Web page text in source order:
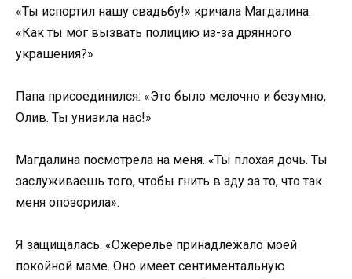
«Ты испортил нашу свадьбу!» кричала Магдалина.
«Как ты мог вызвать полицию из-за дрянного
украшения?»
Папа присоединился: «Это было мелочно и безумно,
Олив. Ты унизила нас!»
Магдалина посмотрела на меня. «Ты плохая дочь. Ты
заслуживаешь того, чтобы гнить в аду за то, что так
меня опозорила».
Я защищалась. «Ожерелье принадлежало моей
покойной маме. Оно имеет сентиментальную